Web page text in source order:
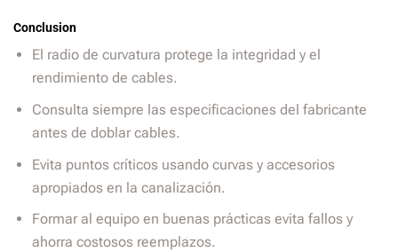
Conclusion
El radio de curvatura protege la integridad y el
rendimiento de cables.
Consulta siempre las especificaciones del fabricante
antes de doblar cables.
Evita puntos críticos usando curvas y accesorios
apropiados en la canalización.
Formar al equipo en buenas prácticas evita fallos y
ahorra costosos reemplazos.